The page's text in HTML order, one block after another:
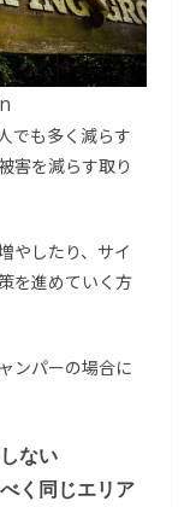
でも多く減らす
害を減らす取り
やしたり、サイ
を進めていく方
ンパーの場合に
ない
く同じエリア